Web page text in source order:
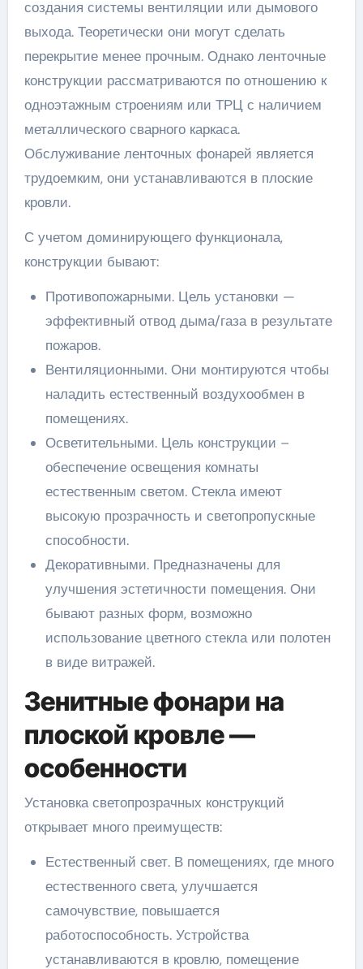
создания системы вентиляции или дымового
выхода. Теоретически они могут сделать
перекрытие менее прочным. Однако ленточные
конструкции рассматриваются по отношению к
одноэтажным строениям или ТРЦ с наличием
металлического сварного каркаса.
Обслуживание ленточных фонарей является
трудоемким, они устанавливаются в плоские
кровли.
С учетом доминирующего функционала,
конструкции бывают:
Противопожарными. Цель установки —
эффективный отвод дыма/газа в результате
пожаров.
Вентиляционными. Они монтируются чтобы
наладить естественный воздухообмен в
помещениях.
Осветительными. Цель конструкции –
обеспечение освещения комнаты
естественным светом. Стекла имеют
высокую прозрачность и светопропускные
способности.
Декоративными. Предназначены для
улучшения эстетичности помещения. Они
бывают разных форм, возможно
использование цветного стекла или полотен
в виде витражей.
Зенитные фонари на
плоской кровле —
особенности
Установка светопрозрачных конструкций
открывает много преимуществ:
Естественный свет. В помещениях, где много
естественного света, улучшается
самочувствие, повышается
работоспособность. Устройства
устанавливаются в кровлю, помещение